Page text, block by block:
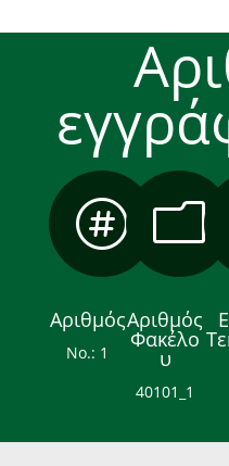

Αριθμός
Νο.: 1
m
Αριθμός
Φακέλο
υ
40101_1